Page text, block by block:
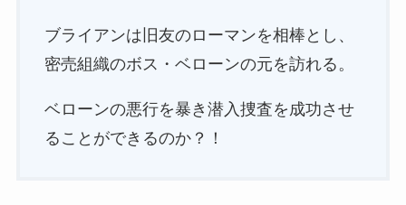
ブライアンは旧友のローマンを相棒とし、
密売組織のボス・ベローンの元を訪れる。
ベローンの悪行を暴き潜入捜査を成功させ
ることができるのか？！